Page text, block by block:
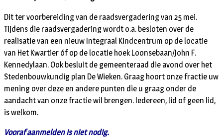
Dit ter voorbereiding van de raadsvergadering van 25 mei.
Tijdens die raadsvergadering wordt o.a. besloten over de
realisatie van een nieuw Integraal Kindcentrum op de locatie
van Het Kwartier óf op de locatie hoek Loonsebaan/John F.
Kennedylaan. Ook besluit de gemeenteraad die avond over het
Stedenbouwkundig plan De Wieken. Graag hoort onze fractie uw
mening over deze en andere punten die u graag onder de
aandacht van onze fractie wil brengen. Iedereen, lid of geen lid,
is welkom.
Vooraf aanmelden is niet nodig.